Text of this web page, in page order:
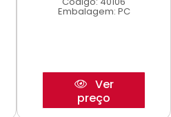
Embalagem: PC
Ver
preço